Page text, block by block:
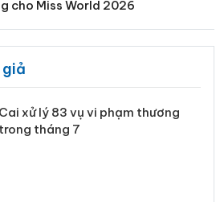
cho Miss World 2026
giả
xử lý 83 vụ vi phạm thương
tháng 7